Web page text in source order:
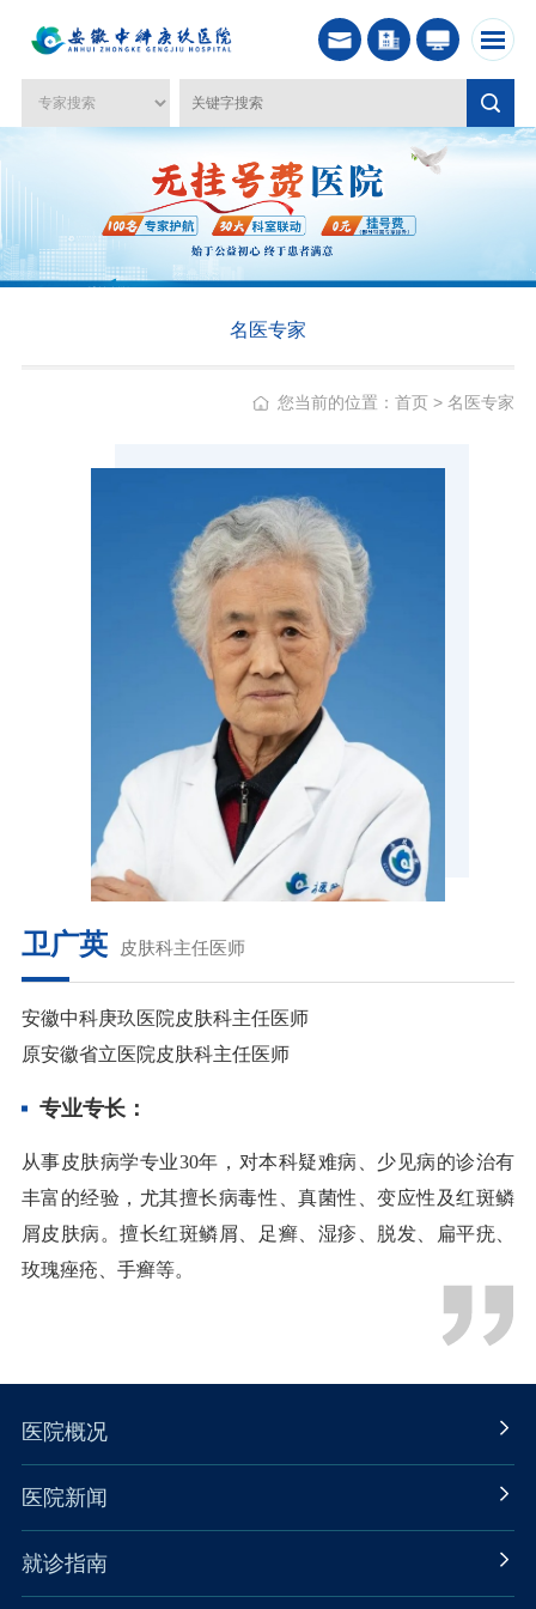
名医专家
您当前的位置：首页 >名医专家
卫广英 皮肤科主任医师
安徽中科庚玖医院皮肤科主任医师
原安徽省立医院皮肤科主任医师
专业专长：
从事皮肤病学专业30年，对本科疑难病、少见病的诊治有
丰富的经验，尤其擅长病毒性、真菌性、变应性及红斑鳞
屑皮肤病。擅长红斑鳞屑、足癣、湿疹、脱发、扁平疣、
玫瑰痤疮、手癣等。
医院概况
医院新闻
就诊指南